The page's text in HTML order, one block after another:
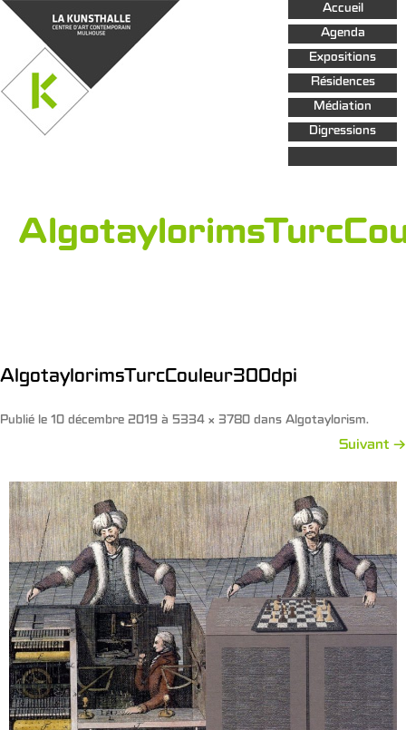
Aller au
contenu
principal
Accueil
Agenda
Expositions
Résidences
Médiation
Digressions
AlgotaylorimsTurcCouleur300dpi
Publié le 10 décembre 2019 à 5334 × 3780 dans Algotaylorism.
Suivant →